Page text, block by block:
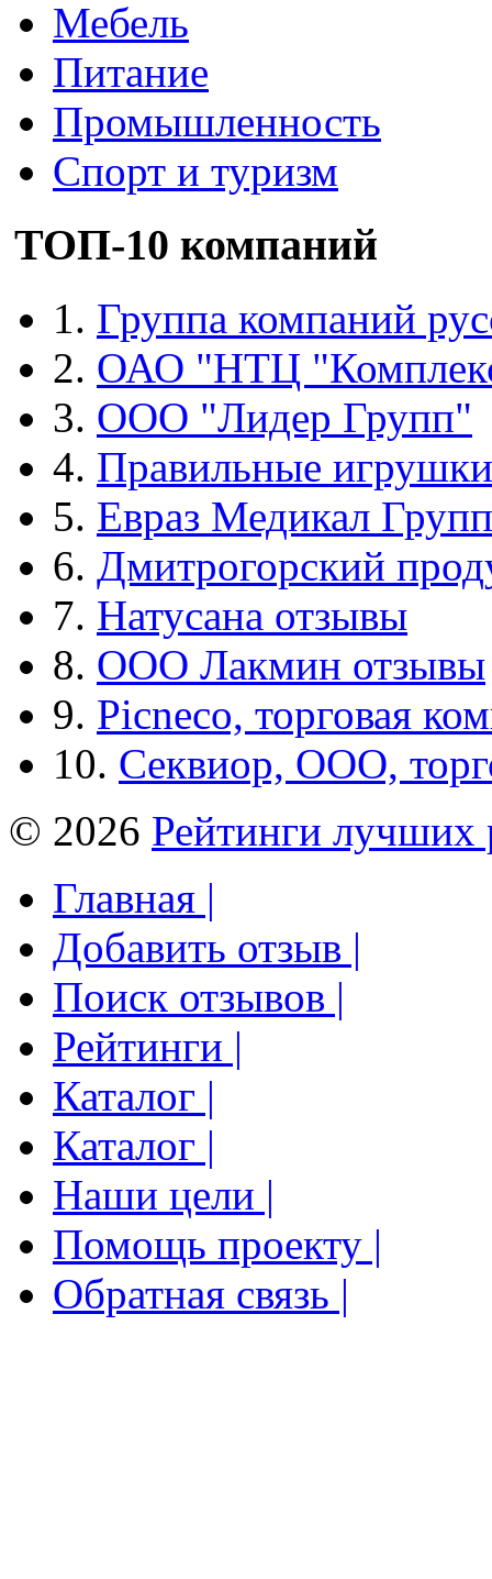
Мебель
Питание
Промышленность
Спорт и туризм
ТОП-10 компаний
1. Группа компаний
2. ОАО "НТЦ
3. ООО "Лидер Групп"
4. Правильные игрушки
5. Евраз Медикал Групп
6. Дмитрогорский
7. Натусана отзывы
8. ООО Лакмин отзывы
9. Picneco, торговая
10. Секвиор, ООО,
© 2026 Рейтинги лучших
Главная |
Добавить отзыв |
Поиск отзывов |
Рейтинги |
Каталог |
Каталог |
Наши цели |
Помощь проекту |
Обратная связь |